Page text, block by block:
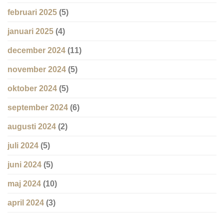
februari 2025 (5)
januari 2025 (4)
december 2024 (11)
november 2024 (5)
oktober 2024 (5)
september 2024 (6)
augusti 2024 (2)
juli 2024 (5)
juni 2024 (5)
maj 2024 (10)
april 2024 (3)